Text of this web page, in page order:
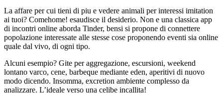
La affare per cui tieni di piu e vedere animali per interessi imitation
ai tuoi? Comehome! esaudisce il desiderio. Non e una classica app
di incontri online aborda Tinder, bensi si propone di connettere
popolazione interessate alle stesse cose proponendo eventi sia online
quale dal vivo, di ogni tipo.
Alcuni esempio? Gite per aggregazione, escursioni, weekend
lontano varco, cene, barbeque mediante eden, aperitivi di nuovo
modo dicendo. Insomma, excretion ambiente complesso da
analizzare. L’ideale verso una celibe incallita!